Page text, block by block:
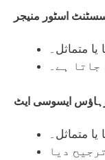
اسٹور منیجر
متماثل۔
جاتا ہے۔
ایسوسی ایٹ
متماثل۔
دیا